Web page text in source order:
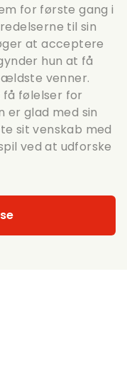
for første gang i
til sin
at acceptere
hun at få
venner.
følelser for
er glad med sin
sit venskab med
ved at udforske